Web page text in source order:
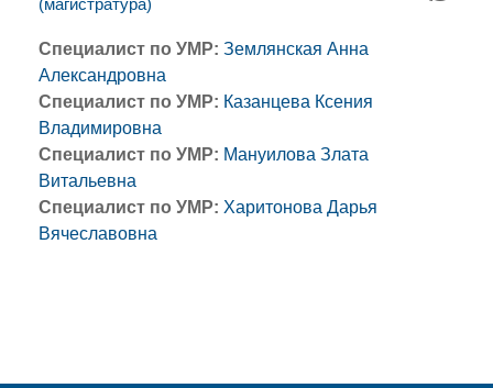
(магистратура)
Специалист по УМР: Землянская Анна
Александровна
Специалист по УМР: Казанцева Ксения
Владимировна
Специалист по УМР: Мануилова Злата
Витальевна
Специалист по УМР: Харитонова Дарья
Вячеславовна